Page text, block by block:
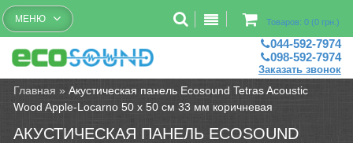
Бесплатный рассчет помещений
Товаров: 0 (0 грн.)
МЕНЮ
044-592-7974
098-592-7974
Заказать звонок
Главная »Акустическая панель Ecosound Tetras Acoustic
Wood Apple-Locarno 50 х 50 см 33 мм коричневая
АКУСТИЧЕСКАЯ ПАНЕЛЬ ECOSOUND